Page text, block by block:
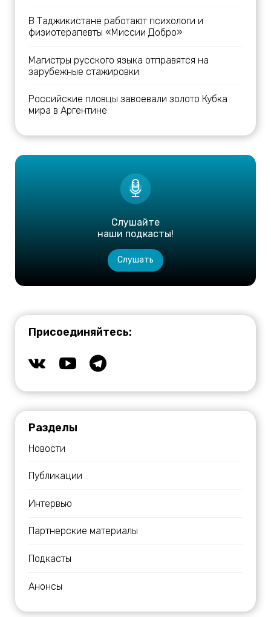
В Таджикистане работают психологи и
физиотерапевты «Миссии Добро»
Магистры русского языка отправятся на
зарубежные стажировки
Российские пловцы завоевали золото Кубка
мира в Аргентине
Слушайте
наши подкасты!
Слушать
Присоединяйтесь:
Разделы
Новости
Публикации
Интервью
Партнерские материалы
Подкасты
Анонсы